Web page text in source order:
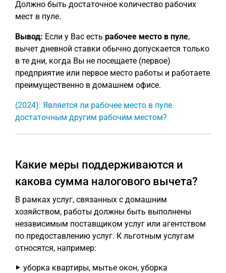
Должно быть достаточное количество рабочих
мест в пуле.
Вывод: Если у Вас есть рабочее место в пуле,
вычет дневной ставки обычно допускается только
в те дни, когда Вы не посещаете (первое)
предприятие или первое место работы и работаете
преимущественно в домашнем офисе.
(2024): Является ли рабочее место в пуле
достаточным другим рабочим местом?
Какие меры поддерживаются и
какова сумма налогового вычета?
В рамках услуг, связанных с домашним
хозяйством, работы должны быть выполнены
независимым поставщиком услуг или агентством
по предоставлению услуг. К льготным услугам
относятся, например:
уборка квартиры, мытье окон, уборка